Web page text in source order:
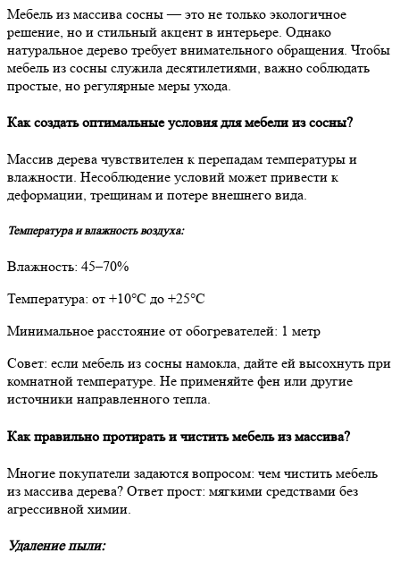
Мебель из массива сосны — это не только экологичное
решение, но и стильный акцент в интерьере. Однако
натуральное дерево требует внимательного обращения. Чтобы
мебель из сосны служила десятилетиями, важно соблюдать
простые, но регулярные меры ухода.
Как создать оптимальные условия для мебели из сосны?
Массив дерева чувствителен к перепадам температуры и
влажности. Несоблюдение условий может привести к
деформации, трещинам и потере внешнего вида.
Температура и влажность воздуха:
Влажность: 45–70%
Температура: от +10°С до +25°С
Минимальное расстояние от обогревателей: 1 метр
Совет: если мебель из сосны намокла, дайте ей высохнуть при
комнатной температуре. Не применяйте фен или другие
источники направленного тепла.
Как правильно протирать и чистить мебель из массива?
Многие покупатели задаются вопросом: чем чистить мебель
из массива дерева? Ответ прост: мягкими средствами без
агрессивной химии.
Удаление пыли: